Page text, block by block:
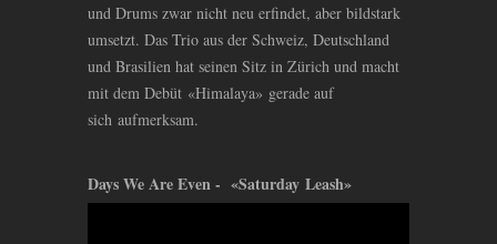
und Drums zwar nicht neu erfindet, aber bildstark
umsetzt. Das Trio aus der Schweiz, Deutschland
und Brasilien hat seinen Sitz in Zürich und macht
mit dem Debüt «Himalaya» gerade auf
sich aufmerksam.
Days We Are Even - «Saturday Leash»